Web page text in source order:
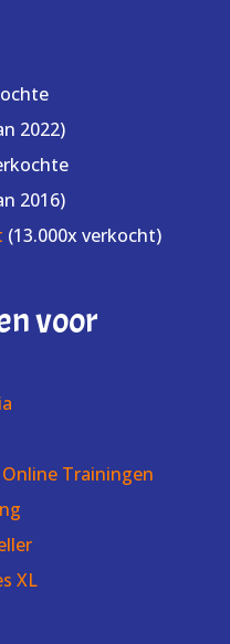
2022)
2016)
(13.000x verkocht)
voor
Trainingen
XL